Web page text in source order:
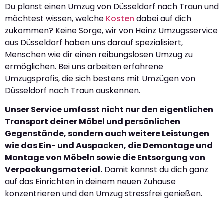
Du planst einen Umzug von Düsseldorf nach Traun und
möchtest wissen, welche Kosten dabei auf dich
zukommen? Keine Sorge, wir von Heinz Umzugsservice
aus Düsseldorf haben uns darauf spezialisiert,
Menschen wie dir einen reibungslosen Umzug zu
ermöglichen. Bei uns arbeiten erfahrene
Umzugsprofis, die sich bestens mit Umzügen von
Düsseldorf nach Traun auskennen.
Unser Service umfasst nicht nur den eigentlichen
Transport deiner Möbel und persönlichen
Gegenstände, sondern auch weitere Leistungen
wie das Ein- und Auspacken, die Demontage und
Montage von Möbeln sowie die Entsorgung von
Verpackungsmaterial. Damit kannst du dich ganz
auf das Einrichten in deinem neuen Zuhause
konzentrieren und den Umzug stressfrei genießen.